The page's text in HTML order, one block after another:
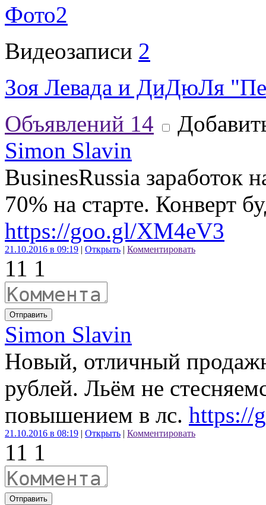
Фото2
Видеозаписи 2
Зоя Левада и ДиДюЛя
Объявлений 14
Simon Slavin
BusinesRussia заработок
70% на старте. Конверт
https://goo.gl/XM4eV3
21.10.2016 в 09:19 | Открыть | Комментировать
11 1
Отправить
Simon Slavin
Новый, отличный
рублей. Льём не
повышением в лс. https://
21.10.2016 в 08:19 | Открыть | Комментировать
11 1
Отправить